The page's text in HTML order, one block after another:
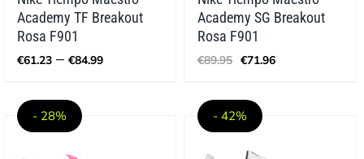
Academy TF Breakout
Rosa F901
€61.23 – €84.99Preisspanne:
Academy SG Breakout
Rosa F901
€89.95 Ursprünglicher
Preis
€89.95
€71.96Aktueller
- 28% - 42%